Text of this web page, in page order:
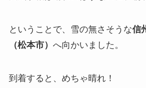
ということで、雪の無さそうな信
（松本市） へ向かいました。
到着すると、めちゃ晴れ！